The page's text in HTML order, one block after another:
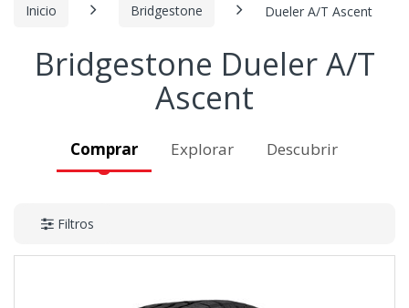
Inicio Bridgestone Dueler A/T Ascent
Bridgestone Dueler A/T
Ascent
Comprar Explorar Descubrir
Filtros